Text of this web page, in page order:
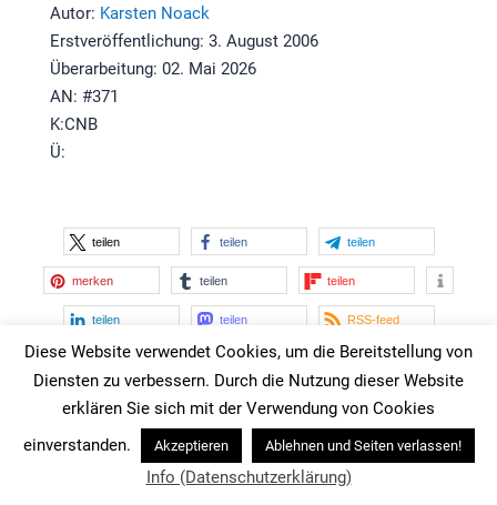
Autor: Karsten Noack
Erstveröffentlichung: 3. August 2006
Überarbeitung: 02. Mai 2026
AN: #371
K:CNB
Ü:
teilen teilen teilen
merken teilen teilen
teilen teilen RSS-feed
Vorbereitung wichtiger Gespräche und Verhandlungen
Souveräne Entscheidungen
Diese Website verwendet Cookies, um die Bereitstellung von
Diensten zu verbessern. Durch die Nutzung dieser Website
erklären Sie sich mit der Verwendung von Cookies
einverstanden.
Akzeptieren Ablehnen und Seiten verlassen!
Info (Datenschutzerklärung)